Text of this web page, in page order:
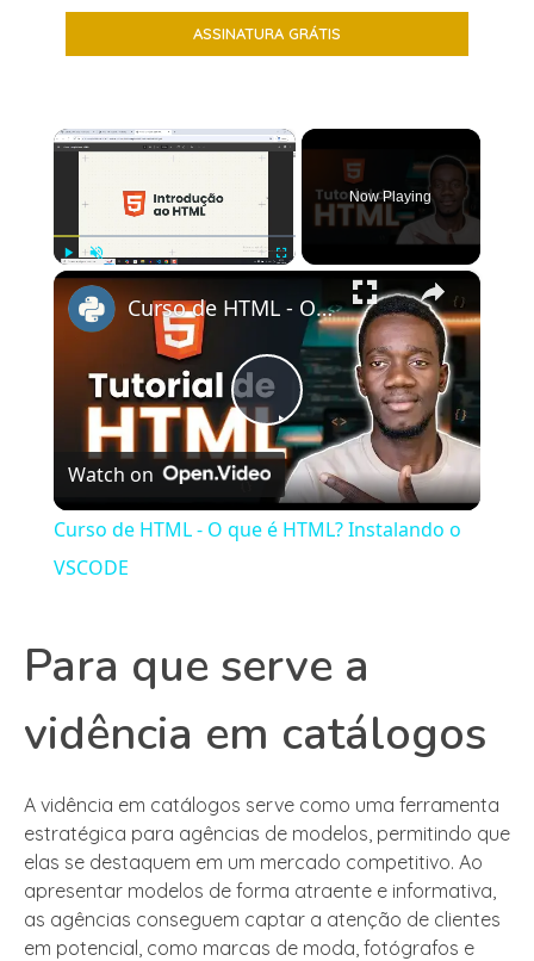
×
Now Playing
×
Play
Video
Curso de HTML - O que é HTML? Instalando o VSCODE
Watch on
Curso de HTML - O que é HTML? Instalando o
VSCODE
Para que serve a
vidência em catálogos
A vidência em catálogos serve como uma ferramenta
estratégica para agências de modelos, permitindo que
elas se destaquem em um mercado competitivo. Ao
apresentar modelos de forma atraente e informativa,
as agências conseguem captar a atenção de clientes
em potencial, como marcas de moda, fotógrafos e